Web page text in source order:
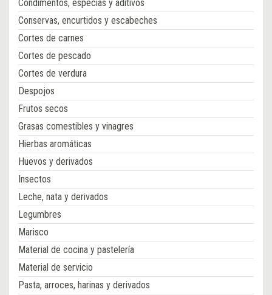
Condimentos, especias y aditivos
Conservas, encurtidos y escabeches
Cortes de carnes
Cortes de pescado
Cortes de verdura
Despojos
Frutos secos
Grasas comestibles y vinagres
Hierbas aromáticas
Huevos y derivados
Insectos
Leche, nata y derivados
Legumbres
Marisco
Material de cocina y pastelería
Material de servicio
Pasta, arroces, harinas y derivados